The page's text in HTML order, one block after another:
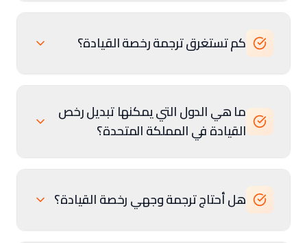
كم تستغرق ترجمة رخصة القيادة؟
ما هي الدول التي يمكنها تبديل رخص
القيادة في المملكة المتحدة؟
هل أحتاج ترجمة وجهي رخصة القيادة؟